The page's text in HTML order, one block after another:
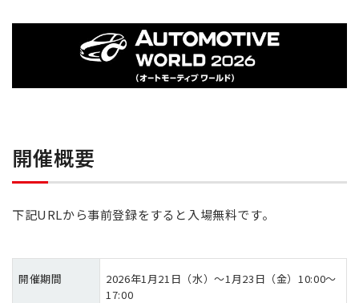
開催概要
下記URLから事前登録をすると入場無料です。
開催期間
2026年1月21日（水）～1月23日（金）10:00～
17:00